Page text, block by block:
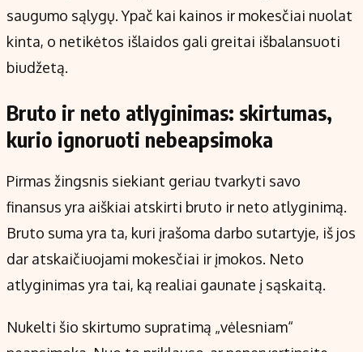
saugumo sąlygų. Ypač kai kainos ir mokesčiai nuolat
kinta, o netikėtos išlaidos gali greitai išbalansuoti
biudžetą.
Bruto ir neto atlyginimas: skirtumas,
kurio ignoruoti nebeapsimoka
Pirmas žingsnis siekiant geriau tvarkyti savo
finansus yra aiškiai atskirti bruto ir neto atlyginimą.
Bruto suma yra ta, kuri įrašoma darbo sutartyje, iš jos
dar atskaičiuojami mokesčiai ir įmokos. Neto
atlyginimas yra tai, ką realiai gaunate į sąskaitą.
Nukelti šio skirtumo supratimą „vėlesniam“